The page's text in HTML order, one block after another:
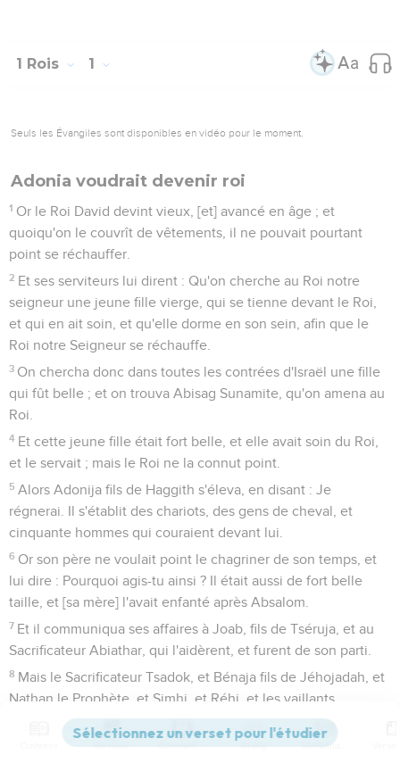
1 Rois 1
Seuls les Évangiles sont disponibles en vidéo pour le moment.
Adonia voudrait devenir roi
1 Or le Roi David devint vieux, [et] avancé en âge ; et
quoiqu'on le couvrît de vêtements, il ne pouvait pourtant
point se réchauffer.
2 Et ses serviteurs lui dirent : Qu'on cherche au Roi notre
seigneur une jeune fille vierge, qui se tienne devant le Roi,
et qui en ait soin, et qu'elle dorme en son sein, afin que le
Roi notre Seigneur se réchauffe.
3 On chercha donc dans toutes les contrées d'Israël une fille
qui fût belle ; et on trouva Abisag Sunamite, qu'on amena au
Roi.
4 Et cette jeune fille était fort belle, et elle avait soin du Roi,
et le servait ; mais le Roi ne la connut point.
5 Alors Adonija fils de Haggith s'éleva, en disant : Je
régnerai. Il s'établit des chariots, des gens de cheval, et
cinquante hommes qui couraient devant lui.
6 Or son père ne voulait point le chagriner de son temps, et
lui dire : Pourquoi agis-tu ainsi ? Il était aussi de fort belle
taille, et [sa mère] l'avait enfanté après Absalom.
7 Et il communiqua ses affaires à Joab, fils de Tséruja, et au
Sacrificateur Abiathar, qui l'aidèrent, et furent de son parti.
8 Mais le Sacrificateur Tsadok, et Bénaja fils de Jéhojadah, et
Nathan le Prophète, et Simhi, et Réhi, et les vaillants
hommes de David n'étaient point du parti d'Adonija.
Versions Commentaires Strong